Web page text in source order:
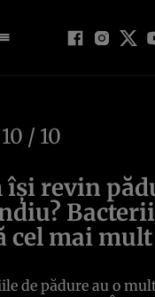
10 / 10
își revin
cel mai mult
de pădure au o